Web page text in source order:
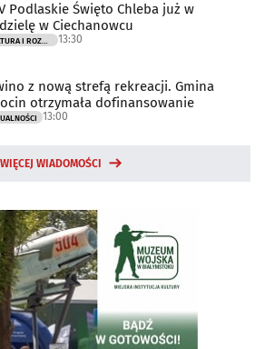
Podlaskie Święto Chleba już w
w Ciechanowcu
KULTURA I ROZRYWKA 13:30
z nową strefą rekreacji. Gmina
otrzymała dofinansowanie
13:00
WIĘCEJ WIADOMOŚCI